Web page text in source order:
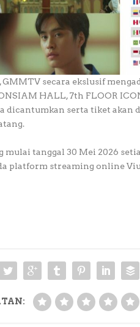
secara ekslusif
HALL, 7th FLOOR
dicantumkan serta tiket akan
mulai tanggal 30 Mei 2026
platform streaming online